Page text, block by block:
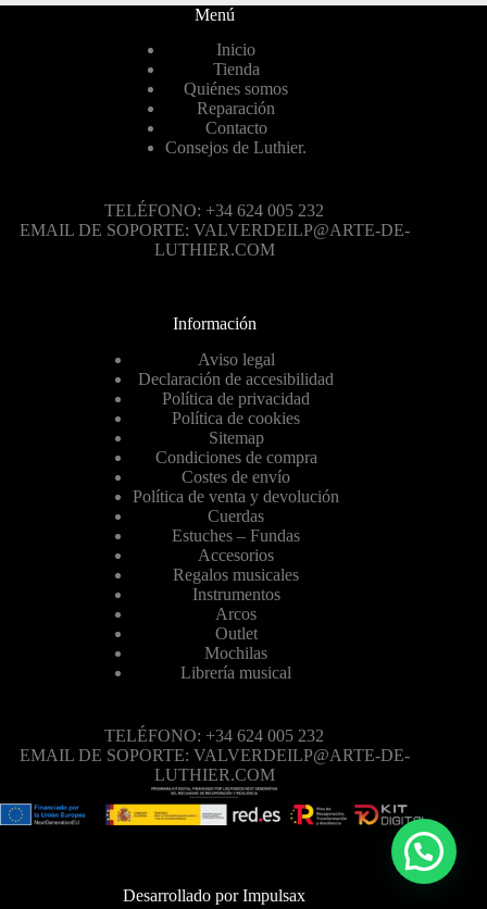
Menú
Inicio
Tienda
Quiénes somos
Reparación
Contacto
Consejos de Luthier.
TELÉFONO: +34 624 005 232
EMAIL DE SOPORTE: VALVERDEILP@ARTE-DE-
LUTHIER.COM
Información
Aviso legal
Declaración de accesibilidad
Política de privacidad
Política de cookies
Sitemap
Condiciones de compra
Costes de envío
Política de venta y devolución
Cuerdas
Estuches – Fundas
Accesorios
Regalos musicales
Instrumentos
Arcos
Outlet
Mochilas
Librería musical
TELÉFONO: +34 624 005 232
EMAIL DE SOPORTE: VALVERDEILP@ARTE-DE-
LUTHIER.COM
Desarrollado porImpulsax